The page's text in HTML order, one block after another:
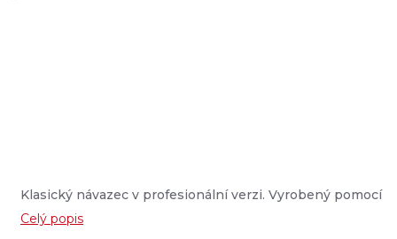
Klasický návazec v profesionální verzi. Vyrobený pomocí
pletenky v maskáčovém opletu, se silným širokým
háčkem, vyzbrojeným tmavě zeleným rovnátkem, které
Celý popis